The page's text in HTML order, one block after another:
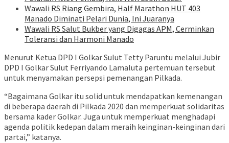
Wawali RS Riang Gembira, Half Marathon HUT 403
Manado Diminati Pelari Dunia, Ini Juaranya
Wawali RS Salut Bukber yang Digagas APM, Cerminkan
Toleransi dan Harmoni Manado
Menurut Ketua DPD I Golkar Sulut Tetty Paruntu melalui Jubir
DPD I Golkar Sulut Ferriyando Lamaluta pertemuan tersebut
untuk menyamakan persepsi pemenangan Pilkada.
“Bagaimana Golkar itu solid untuk mendapatkan kemenangan
di beberapa daerah di Pilkada 2020 dan memperkuat solidaritas
bersama kader Golkar. Juga untuk memperkuat menghadapi
agenda politik kedepan dalam meraih keinginan-keinginan dari
partai,” katanya.